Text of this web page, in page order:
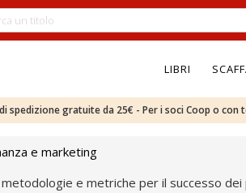
LIBRI
spedizione gratuite da 25€ - Per i soci Coop o
e marketing
e metriche per il successo